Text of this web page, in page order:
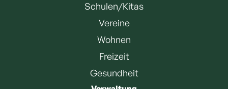
Schulen/Kitas
Vereine
Wohnen
Freizeit
Gesundheit